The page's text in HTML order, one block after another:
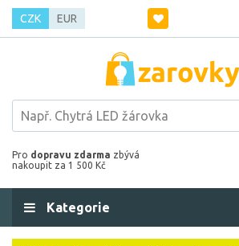
CZK EUR
Pro dopravu zdarma zbývá
nakoupit za 1 500 Kč
Kategorie